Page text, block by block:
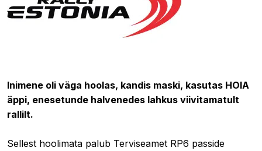
Inimene oli väga hoolas, kandis maski, kasutas HOIA
äppi, enesetunde halvenedes lahkus viivitamatult
rallilt.
Sellest hoolimata palub Terviseamet RP6 passide